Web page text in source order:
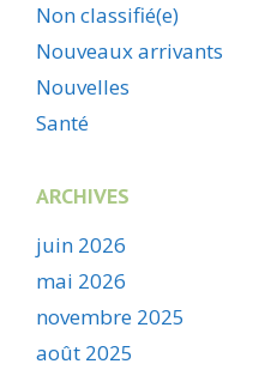
Non classifié(e)
Nouveaux arrivants
Nouvelles
Santé
ARCHIVES
juin 2026
mai 2026
novembre 2025
août 2025